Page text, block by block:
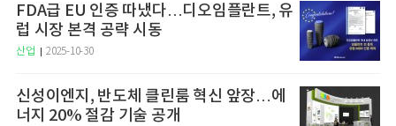
FDA급 EU 인증 따냈다…디오임플란트, 유
럽 시장 본격 공략 시동
산업 2025-10-30
신성이엔지, 반도체 클린룸 혁신 앞장…에
너지 20% 절감 기술 공개